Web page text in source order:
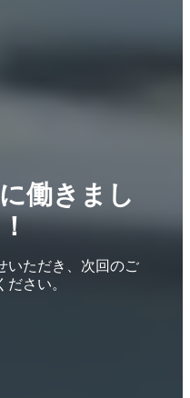
働きまし
いただき、次回のご
さい。